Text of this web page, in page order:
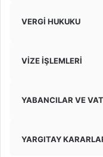
VERGİ HUKUKU
VİZE İŞLEMLERİ
YABANCILAR VE
YARGITAY